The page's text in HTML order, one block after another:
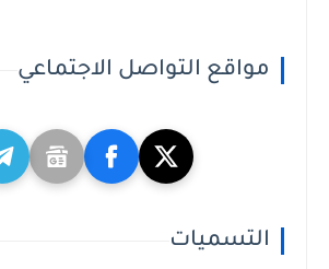
مواقع التواصل الاجتماعي
التسميات